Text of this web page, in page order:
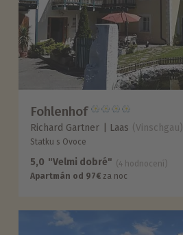
Fohlenhof
Richard Gartner Laas (Vinschgau)
Statku s Ovoce
5,0 "Velmi dobré" (4 hodnocení)
Apartmán od 97€ za noc